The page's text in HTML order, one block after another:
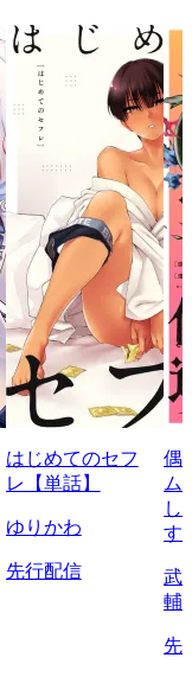
はじめてのセフ
レ【単話】
ゆりかわ
先行配信
偶
ム
し
す
武
輔
先